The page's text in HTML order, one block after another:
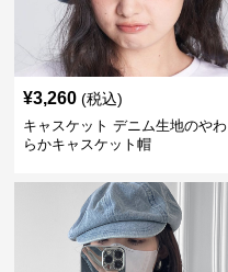
¥3,260 (税込)
キャスケット デニム生地のやわ
らかキャスケット帽